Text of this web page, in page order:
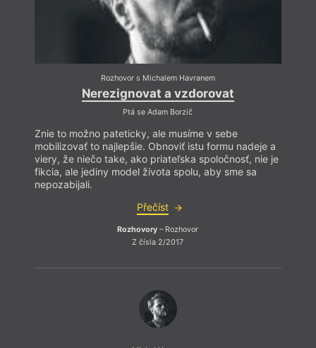
Rozhovor s Michalem Havranem
Nerezignovat a vzdorovat
Ptá se Adam Borzič
Znie to možno pateticky, ale musíme v sebe
mobilizovať to najlepšie. Obnoviť istu formu nadeje a
viery, že niečo take, ako priateľska spoločnosť, nie je
fikcia, ale jediny model života spolu, aby sme sa
nepozabijali.
Přečíst
Rozhovory – Rozhovor
Z čísla 2/2017